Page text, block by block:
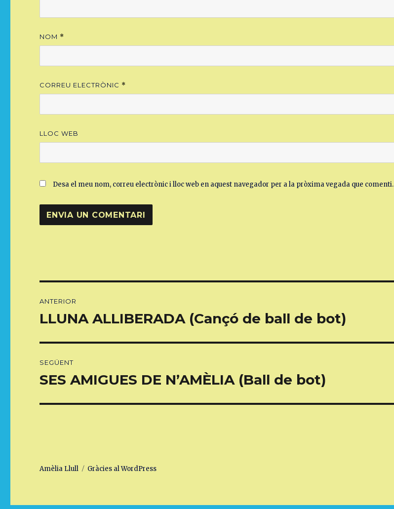
NOM *
CORREU ELECTRÒNIC *
LLOC WEB
Desa el meu nom, correu electrònic i lloc web en aquest navegador per a la pròxima vegada que comenti.
d'entrades
ANTERIOR
Entrada
LLUNA ALLIBERADA (Cançó de ball de bot)
SEGÜENT
Entrada
SES AMIGUES DE N’AMÈLIA (Ball de bot)
Amèlia Llull Gràcies al WordPress